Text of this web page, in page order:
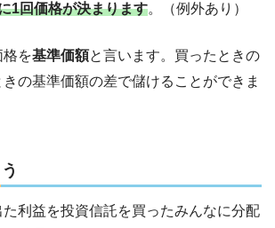
1回価格が決まります。（例外あり）
格を基準価額と言います。買ったときの
の基準価額の差で儲けることができま
利益を投資信託を買ったみんなに分配